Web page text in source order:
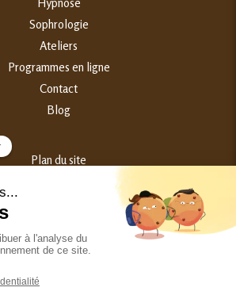
Sophrologie
Ateliers
Programmes en ligne
Contact
Blog
Plan du site
Broggini - Hypnothérapeute Périnatalité